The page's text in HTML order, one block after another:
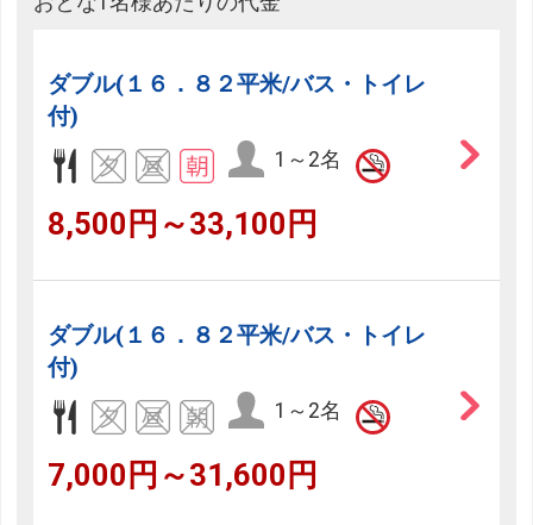
ダブル(１６．８２平米/バス・トイレ
付)
1～2名
8,500円～33,100円
ダブル(１６．８２平米/バス・トイレ
付)
1～2名
7,000円～31,600円